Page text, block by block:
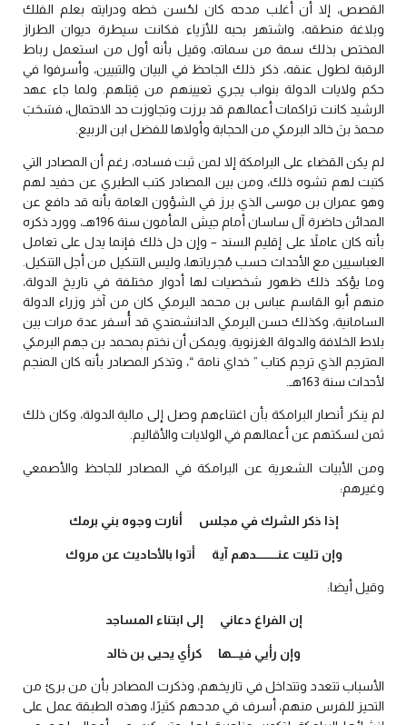
القصص، إلا أن أغلب مدحه كان لحُسن خطه ودرايته بعلم الفلك
وبلاغة منطقه، واشتهر بحبه للأزياء فكانت سيطرة ديوان الطراز
المختص بذلك سمة من سماته، وقيل بأنه أول من استعمل رباط
الرقبة لطول عنقه، ذكر ذلك الجاحظ في البيان والتبيين، وأسرفوا في
حكم ولايات الدولة بنواب يجري تعيينهم من قِبَلهم. ولما جاء عهد
الرشيد كانت تراكمات أعمالهم قد برزت وتجاوزت حد الاحتمال، فسَحَبَ
محمدَ بنَ خالد البرمكي من الحجابة وأولاها للفضل ابن الربيع.
لم يكن القضاء على البرامكة إلا لمن ثبت فساده، رغم أن المصادر التي
كتبت لهم تشوه ذلك، ومن بين المصادر كتب الطبري عن حفيد لهم
وهو عمران بن موسى الذي برز في الشؤون العامة بأنه قد دافع عن
المدائن حاضرة آل ساسان أمام جيش المأمون سنة 196هـ، وورد ذكره
بأنه كان عاملاً على إقليم السند – وإن دل ذلك فإنما يدل على تعامل
العباسيين مع الأحداث حسب مُجرياتها، وليس التنكيل من أجل التنكيل.
وما يؤكد ذلك ظهور شخصيات لها أدوار مختلفة في تاريخ الدولة،
منهم أبو القاسم عباس بن محمد البرمكي كان من آخر وزراء الدولة
السامانية، وكذلك حسن البرمكي الدانشمندي قد أُسفر عدة مرات بين
بلاط الخلافة والدولة الغزنوية. ويمكن أن نختم بمحمد بن جهم البرمكي
المترجم الذي ترجم كتاب ” خداي نامة “، وتذكر المصادر بأنه كان المنجم
لأحداث سنة 163هـ.
لم ينكر أنصار البرامكة بأن اغتناءهم وصل إلى مالية الدولة، وكان ذلك
ثمن لسكتهم عن أعمالهم في الولايات والأقاليم.
ومن الأبيات الشعرية عن البرامكة في المصادر للجاحظ والأصمعي
وغيرهم:
إذا ذكر الشرك في مجلس أنارت وجوه بني برمك
وإن تليت عنــــــــدهم آية أتوا بالأحاديث عن مروك
وقيل أيضا:
إن الفراغ دعاني إلى ابتناء المساجد
وإن رأيي فيـــها كرأي يحيى بن خالد
الأسباب تتعدد وتتداخل في تاريخهم، وذكرت المصادر بأن من برئ من
التحيز للفرس منهم، أسرف في مدحهم كثيرًا، وهذه الطبقة عمل على